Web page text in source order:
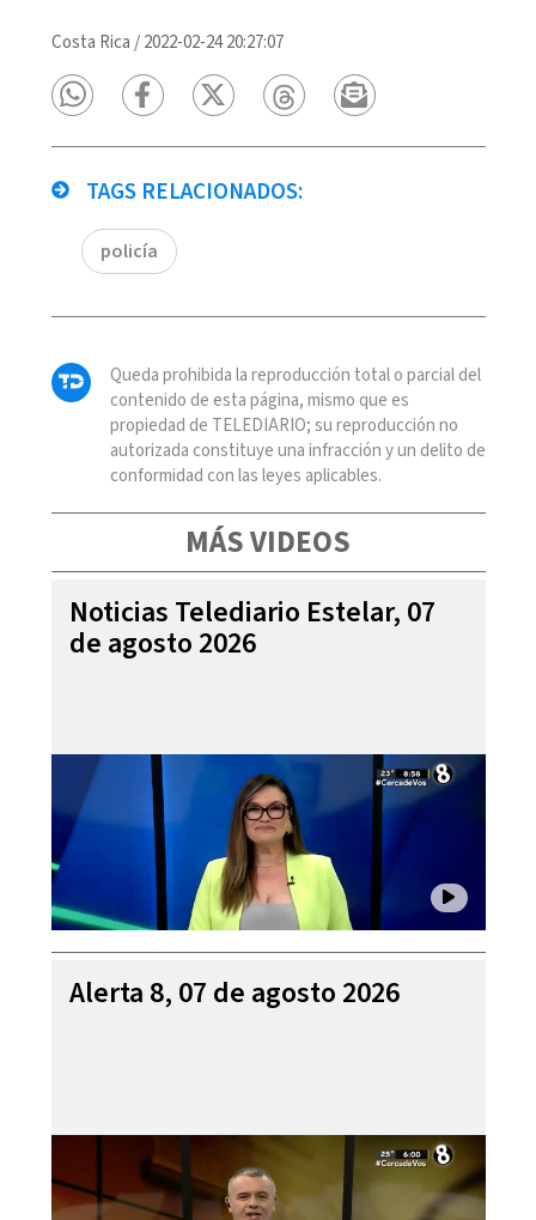
Costa Rica /2022-02-24 20:27:07
TAGS RELACIONADOS:
policía
Queda prohibida la reproducción total o parcial del
contenido de esta página, mismo que es
propiedad de TELEDIARIO; su reproducción no
autorizada constituye una infracción y un delito de
conformidad con las leyes aplicables.
MÁS VIDEOS
Noticias Telediario Estelar, 07
de agosto 2026
Alerta 8, 07 de agosto 2026